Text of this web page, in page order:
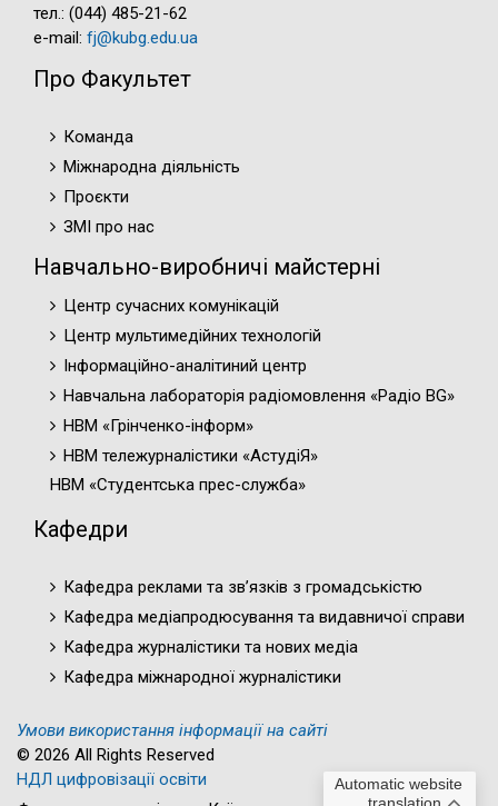
Automatic website
translation
тел.: (044) 485-21-62
e-mail: fj@kubg.edu.ua
Про Факультет
Команда
Міжнародна діяльність
Проєкти
ЗМІ про нас
Навчально-виробничі майстерні
Центр сучасних комунікацій
Центр мультимедійних технологій
Інформаційно-аналітиний центр
Навчальна лабораторія радіомовлення «Радіо BG»
НВМ «Грінченко-інформ»
НВМ тележурналістики «АстудіЯ»
НВМ «Студентська прес-служба»
Кафедри
Кафедра реклами та зв’язків з громадськістю
Кафедра медіапродюсування та видавничої справи
Кафедра журналістики та нових медіа
Кафедра міжнародної журналістики
Умови використання інформації на сайті
© 2026 All Rights Reserved
НДЛ цифровізації освіти